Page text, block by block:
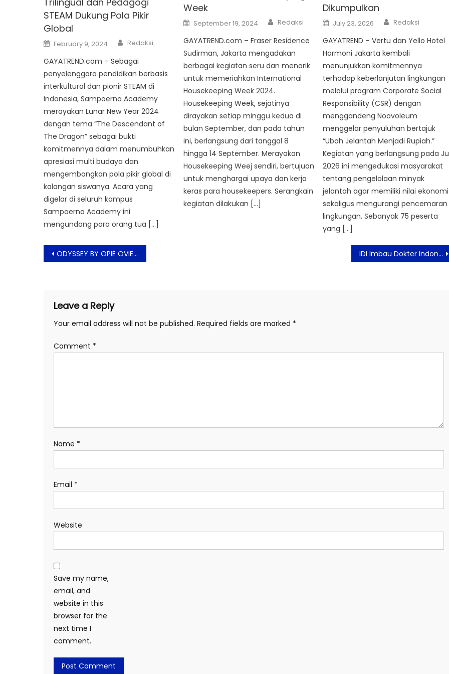
STEAM Dukung Pola Pikir
Global
Posted
on
February 9, 2024 Author
Redaksi
GAYATREND.com – Sebagai
penyelenggara pendidikan berbasis
interkultural dan pionir STEAM di
Indonesia, Sampoerna Academy
merayakan Lunar New Year 2024
dengan tema “The Descendant of
The Dragon” sebagai bukti
komitmennya dalam menumbuhkan
apresiasi multi budaya dan
mengembangkan pola pikir global di
kalangan siswanya. Acara yang
digelar di seluruh kampus
Sampoerna Academy ini
mengundang para orang tua […]
Week
Posted
on
September 19, 2024 Author
Redaksi
GAYATREND.com – Fraser Residence
Sudirman, Jakarta mengadakan
berbagai kegiatan seru dan menarik
untuk memeriahkan International
Housekeeping Week 2024.
Housekeeping Week, sejatinya
dirayakan setiap minggu kedua di
bulan September, dan pada tahun
ini, berlangsung dari tanggal 8
hingga 14 September. Merayakan
Housekeeping Weej sendiri, bertujuan
untuk menghargai upaya dan kerja
keras para housekeepers. Serangkain
kegiatan dilakukan […]
Dikumpulkan
Posted
on
July 23, 2026 Author
Redaksi
GAYATREND – Vertu dan Yello Hotel
Harmoni Jakarta kembali
menunjukkan komitmennya
terhadap keberlanjutan lingkungan
melalui program Corporate Social
Responsibility (CSR) dengan
menggandeng Noovoleum
menggelar penyuluhan bertajuk
“Ubah Jelantah Menjadi Rupiah.”
Kegiatan yang berlangsung pada
2026 ini mengedukasi masyarakat
tentang pengelolaan minyak
jelantah agar memiliki nilai ekonomi
sekaligus mengurangi pencemaran
lingkungan. Sebanyak 75 peserta
yang […]
Post
navigation
ODYSSEY BY OPIE OVIE Padukan Tradisi, Batik, Teknologi dan 3D Print IDI Imbau Dokter Indonesia Siaga Covid-19 Hingga Akhir Juli
Leave a Reply
Your email address will not be published. Required fields are marked *
Comment *
Name *
Email *
Website
Save my name,
email, and
website in this
browser for the
next time I
comment.